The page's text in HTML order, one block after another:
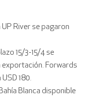
River se pagaron
15/3-15/4 se
exportación. Forwards
180.
Blanca disponible